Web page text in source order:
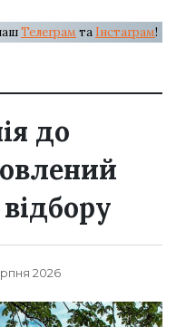
Телеграм та Інстаграм!
до
2026